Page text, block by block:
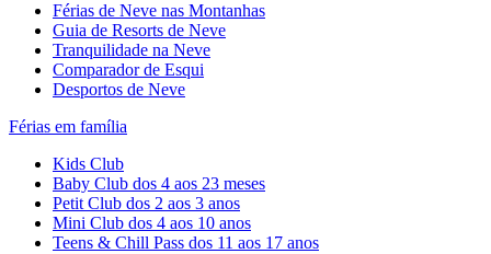
Férias de Neve nas Montanhas
Guia de Resorts de Neve
Tranquilidade na Neve​
Comparador de Esqui
Desportos de Neve
Férias em família
Kids Club
Baby Club dos 4 aos 23 meses
Petit Club dos 2 aos 3 anos
Mini Club dos 4 aos 10 anos
Teens & Chill Pass dos 11 aos 17 anos